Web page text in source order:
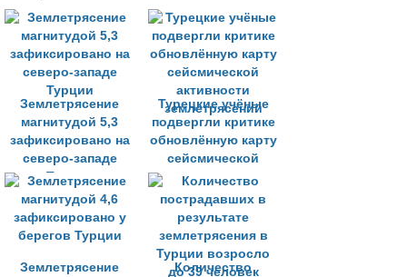
Землетрясение
магнитудой 5,3
зафиксировано на
северо-западе
Турции
Турецкие учёные
подвергли критике
обновлённую карту
сейсмической
активности
землетрясений
Землетрясение
Количество